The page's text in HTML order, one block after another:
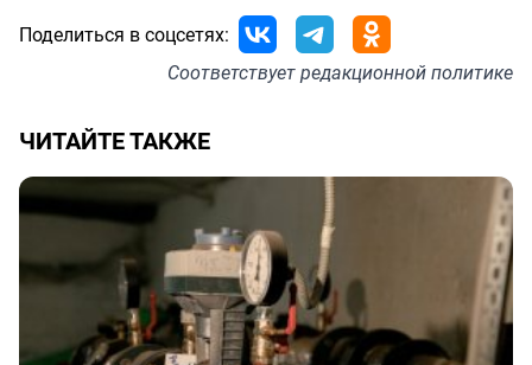
Поделиться в соцсетях:
Соответствуетредакционной политике
ЧИТАЙТЕ ТАКЖЕ